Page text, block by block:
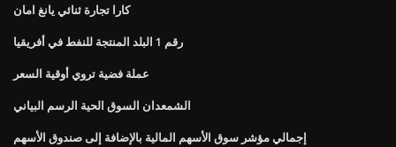
كارا تجارة ثنائي يانغ امان
رقم 1 البلد المنتجة للنفط في أفريقيا
عملة فضية تروي أوقية السعر
الشمعدان السوق الحية الرسم البياني
إجمالي مؤشر سوق الأسهم المالية بالإضافة إلى صندوق الأسهم